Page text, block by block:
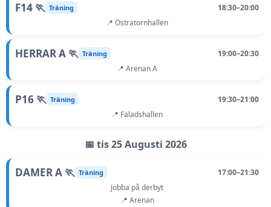
F14 🏃 Träning
18:30–20:00
📍 Östratornhallen
HERRAR A 🏃 Träning
19:00–20:30
📍 Arenan A
P16 🏃 Träning
19:30–21:00
📍 Fäladshallen
📅 tis 25 Augusti 2026
DAMER A 🏃 Träning
17:00–21:30
Jobba på derbyt
📍 Arenan